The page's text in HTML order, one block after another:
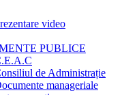
video
PUBLICE
de Administrație
manageriale